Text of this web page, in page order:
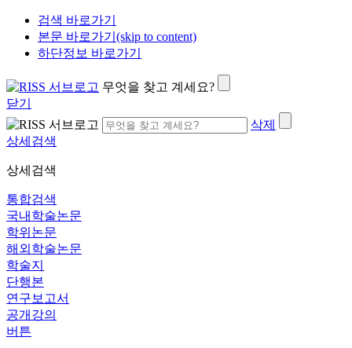
검색 바로가기
본문 바로가기(skip to content)
하단정보 바로가기
무엇을 찾고 계세요?
닫기
삭제
상세검색
상세검색
통합검색
국내학술논문
학위논문
해외학술논문
학술지
단행본
연구보고서
공개강의
버튼